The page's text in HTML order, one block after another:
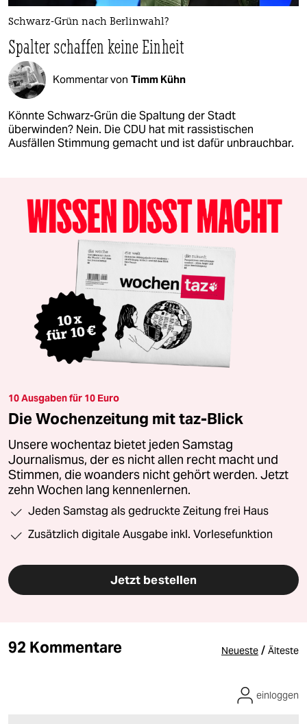
Schwarz-Grün nach Berlinwahl?
Spalter schaffen keine Einheit
Kommentar von Timm Kühn
Könnte Schwarz-Grün die Spaltung der Stadt
überwinden? Nein. Die CDU hat mit rassistischen
Ausfällen Stimmung gemacht und ist dafür unbrauchbar.
10 Ausgaben für 10 Euro
Die Wochenzeitung mit taz-Blick
Unsere wochentaz bietet jeden Samstag
Journalismus, der es nicht allen recht macht und
Stimmen, die woanders nicht gehört werden. Jetzt
zehn Wochen lang kennenlernen.
Jeden Samstag als gedruckte Zeitung frei Haus
Zusätzlich digitale Ausgabe inkl. Vorlesefunktion
Jetzt bestellen
92 Kommentare Neueste / Älteste
einloggen